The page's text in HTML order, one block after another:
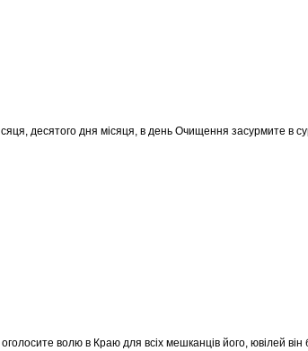
десятого дня місяця, в день Очищення засурмите в
і оголосите волю в Краю для всіх мешканців його, ювілей